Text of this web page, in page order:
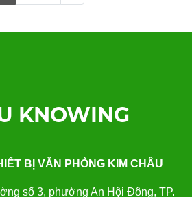
KNOWING
BỊ VĂN PHÒNG KIM CHÂU
số 3, phường An Hội Đông, TP.